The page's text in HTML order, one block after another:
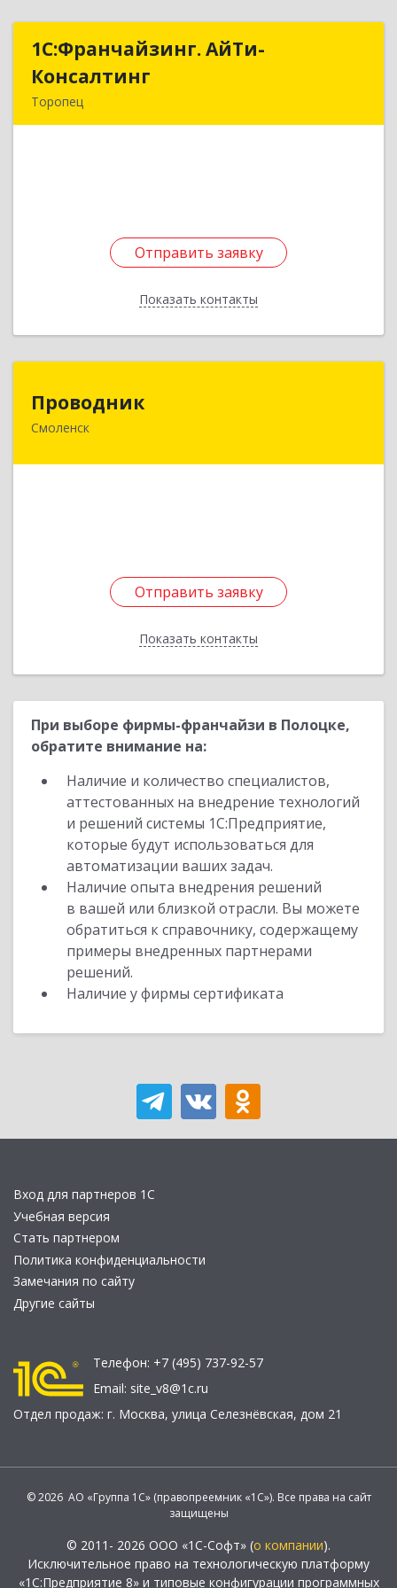
1С:Франчайзинг. АйТи-
Консалтинг
Торопец
Отправить заявку
Показать контакты
1С:Франчайзинг. АйТи-
Отправить заявку
Назад
Проводник
Смоленск
Отправить заявку
Показать контакты
Отправить заявку
Назад
При выборе фирмы-франчайзи в Полоцке,
обратите внимание на:
Наличие и количество специалистов,
аттестованных на внедрение технологий
и решений системы 1С:Предприятие,
которые будут использоваться для
автоматизации ваших задач.
Наличие опыта внедрения решений
в вашей или близкой отрасли. Вы можете
обратиться к справочнику, содержащему
примеры внедренных партнерами
решений.
Наличие у фирмы сертификата
Вход для партнеров 1С
Учебная версия
Стать партнером
Политика конфиденциальности
Замечания по сайту
Другие сайты
Телефон: +7 (495) 737-92-57
Email: site_v8@1c.ru
Отдел продаж: г. Москва, улица Селезнёвская, дом 21
© 2026 АО «Группа 1С» (правопреемник «1С»). Все права на сайт
защищены
© 2011- 2026 ООО «1С-Софт» (о компании).
Исключительное право на технологическую платформу
«1С:Предприятие 8» и типовые конфигурации программных